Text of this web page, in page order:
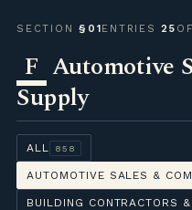
SECTION§01ENTRIES25
F Automotive
Supply
ALL 858
AUTOMOTIVE SALES &
BUILDING CONTRACTORS